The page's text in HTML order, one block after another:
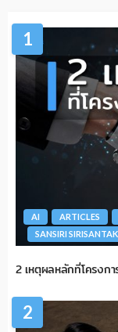
1
AI ARTICLES
SANSIRI
2 เหตุผลหลักที่โครงก
2